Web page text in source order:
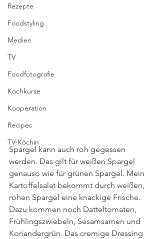
Rezepte
Foodstyling
Medien
TV
Foodfotografie
Kochkurse
Kooperation
Recipes
TV-Köchin
Spargel kann auch roh gegessen
werden. Das gilt für weißen Spargel
genauso wie für grünen Spargel. Mein
Kartoffelsalat bekommt durch weißen,
rohen Spargel eine knackige Frische.
Dazu kommen noch Datteltomaten,
Frühlingszwiebeln, Sesamsamen und
Koriandergrün. Das cremige Dressing